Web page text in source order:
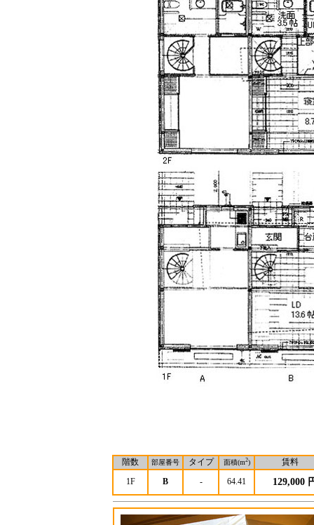
階数 部屋番号 タイプ 面積(m2)
賃料
1F
B - 64.41 129,000